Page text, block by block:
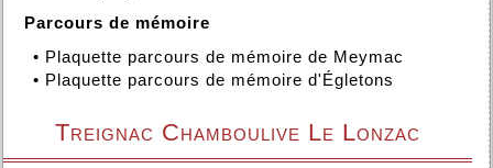
Parcours de mémoire
• Plaquette parcours de mémoire de Meymac
• Plaquette parcours de mémoire d'Égletons
Treignac Chamboulive Le Lonzac